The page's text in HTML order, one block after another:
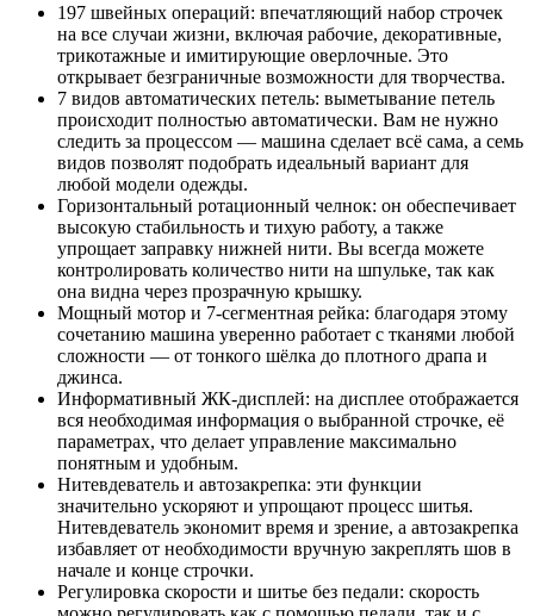
197 швейных операций: впечатляющий набор строчек
на все случаи жизни, включая рабочие, декоративные,
трикотажные и имитирующие оверлочные. Это
открывает безграничные возможности для творчества.
7 видов автоматических петель: выметывание петель
происходит полностью автоматически. Вам не нужно
следить за процессом — машина сделает всё сама, а семь
видов позволят подобрать идеальный вариант для
любой модели одежды.
Горизонтальный ротационный челнок: он обеспечивает
высокую стабильность и тихую работу, а также
упрощает заправку нижней нити. Вы всегда можете
контролировать количество нити на шпульке, так как
она видна через прозрачную крышку.
Мощный мотор и 7-сегментная рейка: благодаря этому
сочетанию машина уверенно работает с тканями любой
сложности — от тонкого шёлка до плотного драпа и
джинса.
Информативный ЖК-дисплей: на дисплее отображается
вся необходимая информация о выбранной строчке, её
параметрах, что делает управление максимально
понятным и удобным.
Нитевдеватель и автозакрепка: эти функции
значительно ускоряют и упрощают процесс шитья.
Нитевдеватель экономит время и зрение, а автозакрепка
избавляет от необходимости вручную закреплять шов в
начале и конце строчки.
Регулировка скорости и шитье без педали: скорость